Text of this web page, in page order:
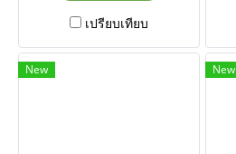
เปรียบเทียบ
New New